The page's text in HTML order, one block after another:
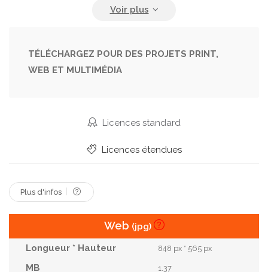
Tenir
TÉLÉCHARGEZ POUR DES PROJETS PRINT,
WEB ET MULTIMÉDIA
Licences standard
Licences étendues
Plus d'infos
Web (jpg)
848 px * 565 px
1.37